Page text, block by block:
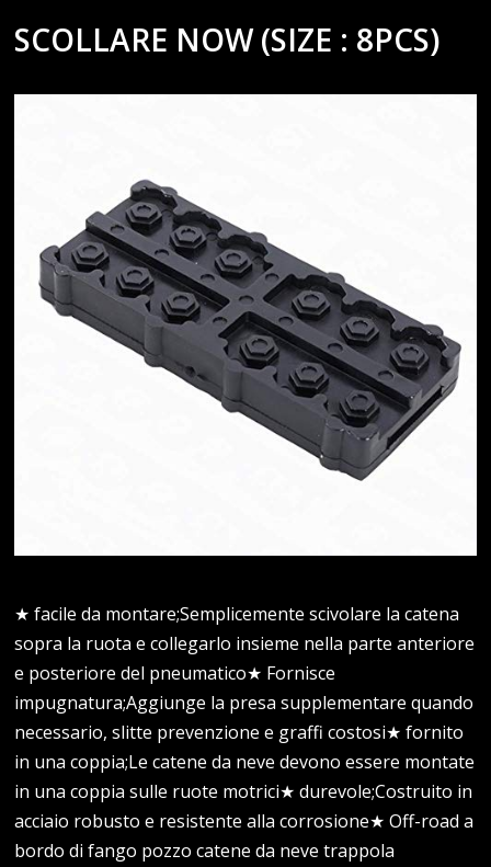
SCOLLARE NOW (SIZE : 8PCS)
★ facile da montare;Semplicemente scivolare la catena
sopra la ruota e collegarlo insieme nella parte anteriore
e posteriore del pneumatico★ Fornisce
impugnatura;Aggiunge la presa supplementare quando
necessario, slitte prevenzione e graffi costosi★ fornito
in una coppia;Le catene da neve devono essere montate
in una coppia sulle ruote motrici★ durevole;Costruito in
acciaio robusto e resistente alla corrosione★ Off-road a
bordo di fango pozzo catene da neve trappola